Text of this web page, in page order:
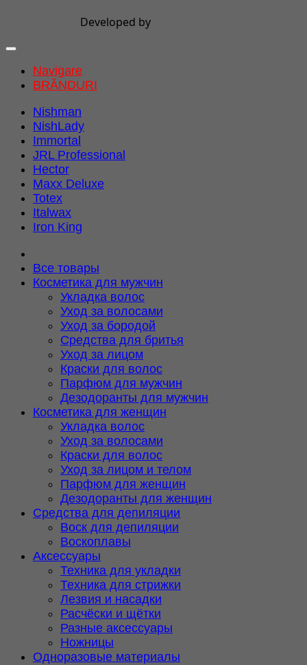
Developed by
Navigare
BRĂNDURI
Nishman
NishLady
Immortal
JRL Professional
Hector
Maxx Deluxe
Totex
Italwax
Iron King
Все товары
Косметика для мужчин
Укладка волос
Уход за волосами
Уход за бородой
Средства для бритья
Уход за лицом
Краски для волос
Парфюм для мужчин
Дезодоранты для мужчин
Косметика для женщин
Укладка волос
Уход за волосами
Краски для волос
Уход за лицом и телом
Парфюм для женщин
Дезодоранты для женщин
Средства для депиляции
Воск для депиляции
Воскоплавы
Аксессуары
Техника для укладки
Техника для стрижки
Лезвия и насадки
Расчёски и щётки
Разные аксессуары
Ножницы
Одноразовые материалы